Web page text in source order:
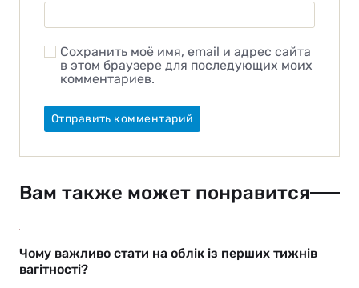
Сохранить моё имя, email и адрес сайта
в этом браузере для последующих моих
комментариев.
Вам также может понравится
Чому важливо стати на облік із перших тижнів
вагітності?